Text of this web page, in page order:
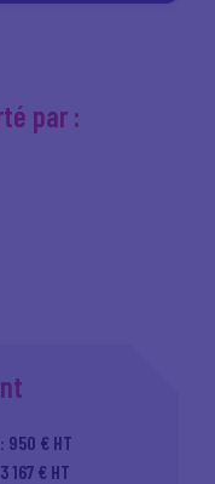
par :
950 € HT
3 167 € HT